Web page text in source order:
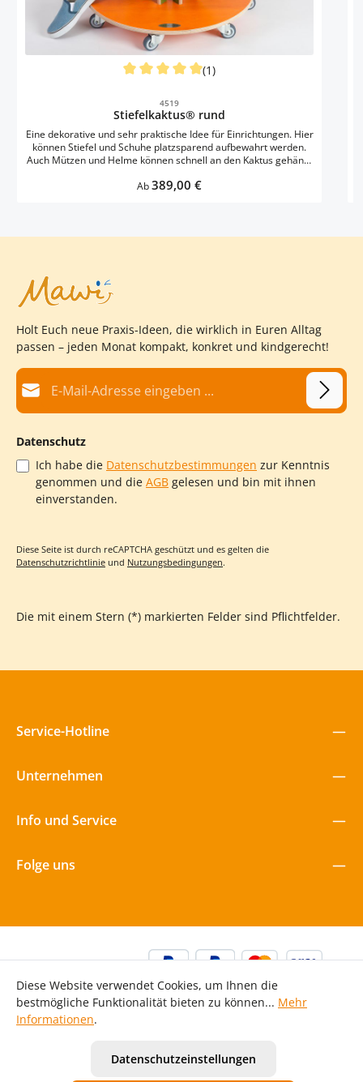
(1)
4519
Stiefelkaktus® rund
Eine dekorative und sehr praktische Idee für Einrichtungen. Hier
können Stiefel und Schuhe platzsparend aufbewahrt werden.
Auch Mützen und Helme können schnell an den Kaktus gehängt
feststellbar. Der Stiefelkaktus darf nicht in Treppenhäusern
Regulärer Preis:
Ab389,00 €
Holt Euch neue Praxis-Ideen, die wirklich in Euren Alltag
passen – jeden Monat kompakt, konkret und kindgerecht!
E-Mail-Adresse*
Datenschutz
Ich habe die Datenschutzbestimmungen zur Kenntnis
genommen und die AGB gelesen und bin mit ihnen
einverstanden.
Diese Seite ist durch reCAPTCHA geschützt und es gelten die
Datenschutzrichtlinie und Nutzungsbedingungen.
Die mit einem Stern (*) markierten Felder sind Pflichtfelder.
Service-Hotline
Unternehmen
Info und Service
Folge uns
und ggf. Nachnahmegebühren, wenn nicht anders
angegeben.
Diese Website verwendet Cookies, um Ihnen die
bestmögliche Funktionalität bieten zu können... Mehr
Informationen.
Datenschutzeinstellungen